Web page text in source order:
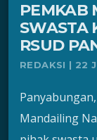
PEMKAB
SWASTA
RSUD
REDAKSI | 22
Mandailing